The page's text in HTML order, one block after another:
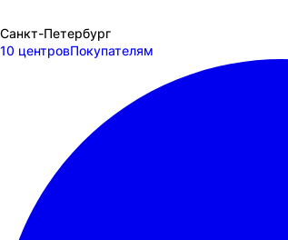
Санкт-Петербург
10 центровПокупателям